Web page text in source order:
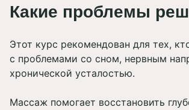
Какие проблемы
Этот курс рекомендован для тех,
с проблемами со сном, нервным
хронической усталостью.
Массаж помогает восстановить
Принять все
Настройки cookies
Москва,
Ярославль Рыбинск